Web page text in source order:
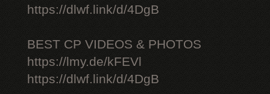
https://dlwf.link/d/4DgB
BEST CP VIDEOS & PHOTOS
https://lmy.de/kFEVl
https://dlwf.link/d/4DgB